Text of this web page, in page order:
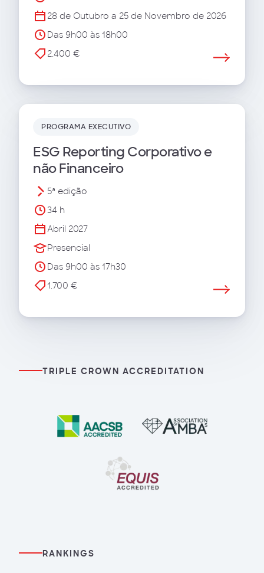
28 de Outubro a 25 de Novembro de 2026
Das 9h00 às 18h00
2.400 €
PROGRAMA EXECUTIVO
ESG Reporting Corporativo e
não Financeiro
5ª edição
34 h
Abril 2027
Presencial
Das 9h00 às 17h30
1.700 €
TRIPLE CROWN ACCREDITATION
RANKINGS